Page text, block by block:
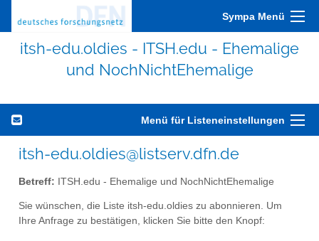
Sympa Menü
itsh-edu.oldies - ITSH.edu - Ehemalige
und NochNichtEhemalige
Menü für Listeneinstellungen
itsh-edu.oldies@listserv.dfn.de
Betreff: ITSH.edu - Ehemalige und NochNichtEhemalige
Sie wünschen, die Liste itsh-edu.oldies zu abonnieren. Um
Ihre Anfrage zu bestätigen, klicken Sie bitte den Knopf: